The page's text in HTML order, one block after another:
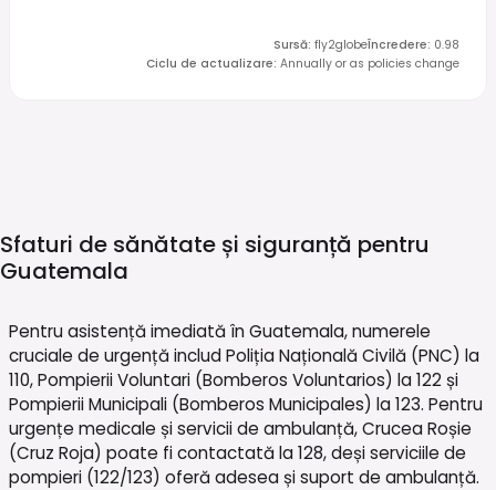
Sursă: fly2globeÎncredere: 0.98
Ciclu de actualizare: Annually or as policies change
Sfaturi de sănătate și siguranță pentru
Guatemala
Pentru asistență imediată în Guatemala, numerele
cruciale de urgență includ Poliția Națională Civilă (PNC) la
110, Pompierii Voluntari (Bomberos Voluntarios) la 122 și
Pompierii Municipali (Bomberos Municipales) la 123. Pentru
urgențe medicale și servicii de ambulanță, Crucea Roșie
(Cruz Roja) poate fi contactată la 128, deși serviciile de
pompieri (122/123) oferă adesea și suport de ambulanță.